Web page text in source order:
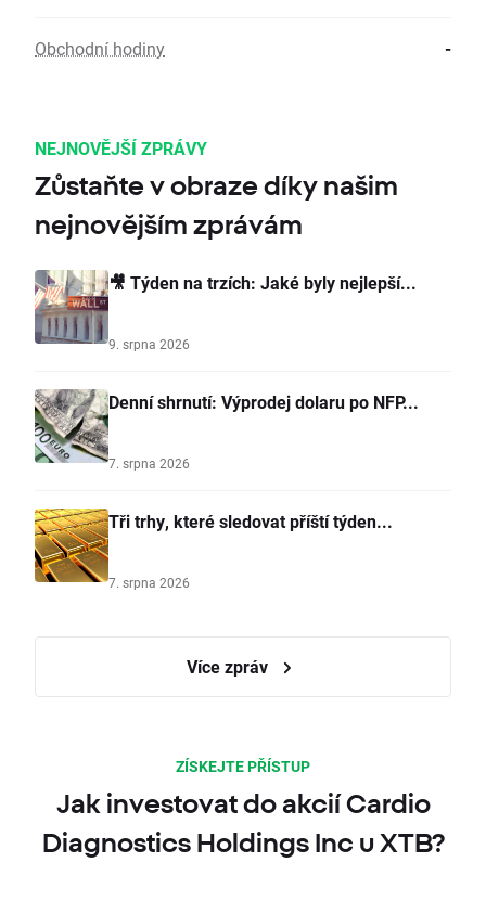
Obchodní hodiny -
NEJNOVĚJŠÍ ZPRÁVY
Zůstaňte v obraze díky našim
nejnovějším zprávám
🎥 Týden na trzích: Jaké byly nejlepší...
9. srpna 2026
Denní shrnutí: Výprodej dolaru po NFP...
7. srpna 2026
Tři trhy, které sledovat příští týden...
7. srpna 2026
Více zpráv
ZÍSKEJTE PŘÍSTUP
Jak investovat do akcií Cardio
Diagnostics Holdings Inc u XTB?